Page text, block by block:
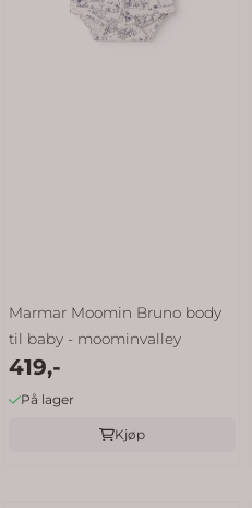
Marmar Moomin Bruno body
til baby - moominvalley
419,-
På lager
Kjøp